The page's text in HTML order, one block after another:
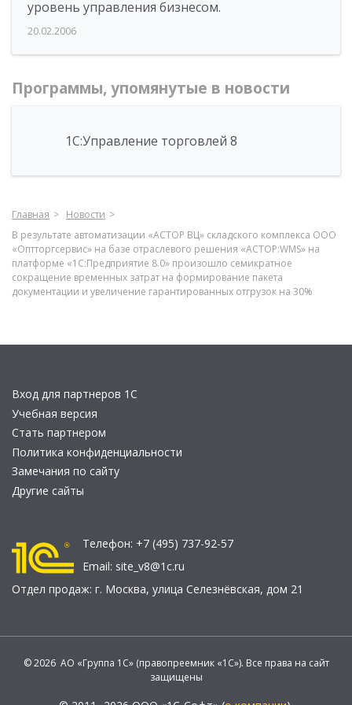
уровень управления бизнесом.
20.02.2006
Программы, упомянутые в новости
1С:Управление торговлей 8
Главная
Новости
В результате автоматизации «АСТОР ВЦ» складского комплекса ООО
«Оптторгсервис» на базе отраслевого решения «АСТОР:WMS» на
платформе «1С:Предприятие 8.0» произошло семикратное
сокращение временных затрат на формирование пакета
документации и увеличение гарантированных отгрузок на 30%
Вход для партнеров 1С
Учебная версия
Стать партнером
Политика конфиденциальности
Замечания по сайту
Другие сайты
Телефон: +7 (495) 737-92-57
Email: site_v8@1c.ru
Отдел продаж: г. Москва, улица Селезнёвская, дом 21
© 2026 АО «Группа 1С» (правопреемник «1С»). Все права на сайт
защищены